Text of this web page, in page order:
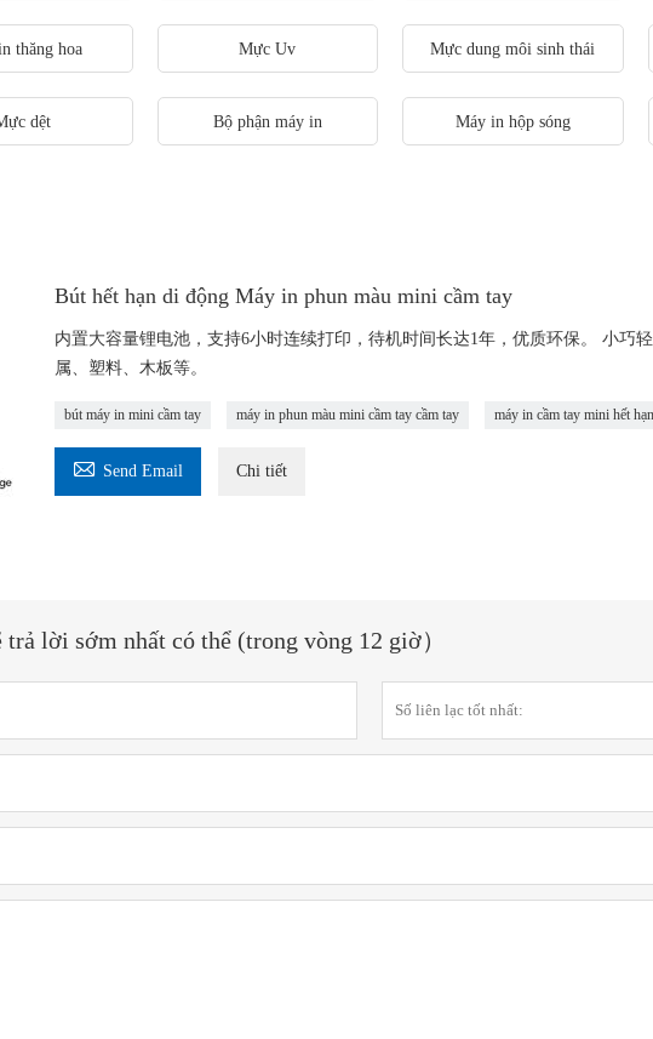
thăng hoa Mực Uv Mực dung môi sinh thái
dệt Bộ phận máy in Máy in hộp sóng
Bút hết hạn di động Máy in phun màu mini cầm tay
内置大容量锂电池，支持6小时连续打印，待机时间长达1年，优质环保。 小巧
属、塑料、木板等。
bút máy in mini cầm tay máy in phun màu mini cầm tay cầm tay máy in cầm tay mini hết
 Send Email Chi tiết
lời sớm nhất có thể (trong vòng 12 giờ）